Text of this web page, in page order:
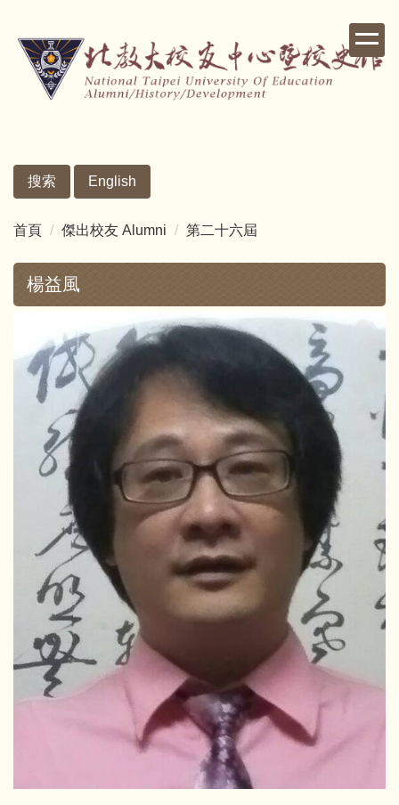
到
搜索 English
首頁 傑出校友 Alumni 第二十六屆
楊益風